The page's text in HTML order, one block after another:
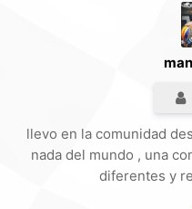
llevo en la comunidad
nada del mundo , una
diferentes y